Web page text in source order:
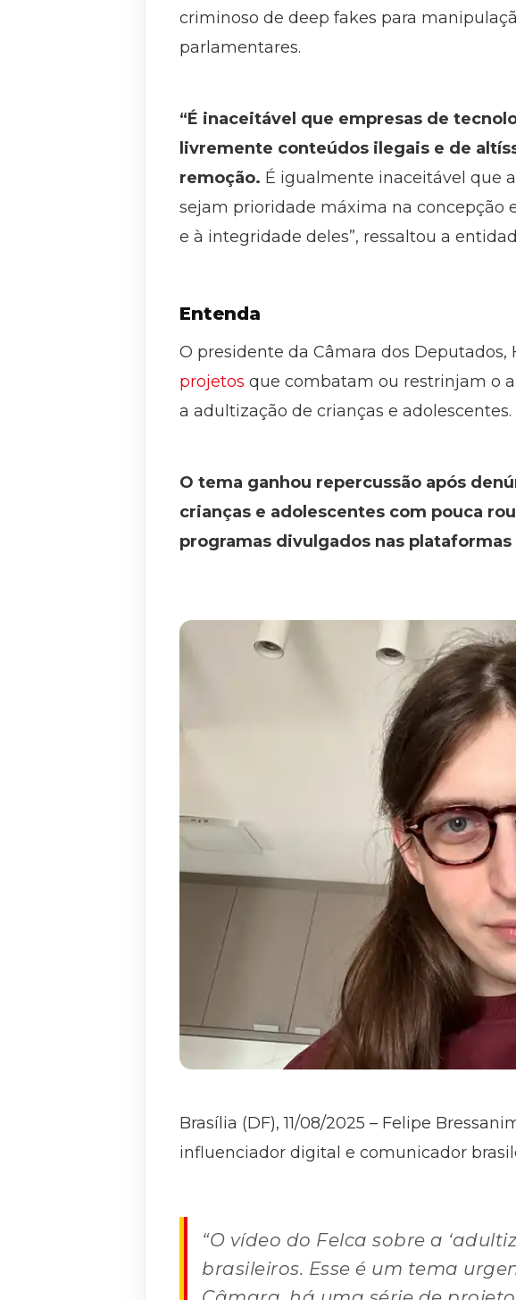
criminoso de deep fakes para
parlamentares.
“É inaceitável que empresas de
livremente conteúdos ilegais e de
remoção. É igualmente inaceitável que
sejam prioridade máxima na concepção
e à integridade deles”, ressaltou a
Entenda
O presidente da Câmara dos Deputados,
projetos que combatam ou restrinjam o
a adultização de crianças e adolescentes.
O tema ganhou repercussão após
crianças e adolescentes com pouca
programas divulgados nas
Brasília (DF), 11/08/2025 – Felipe
influenciador digital e comunicador
“O vídeo do Felca sobre a
brasileiros. Esse é um tema